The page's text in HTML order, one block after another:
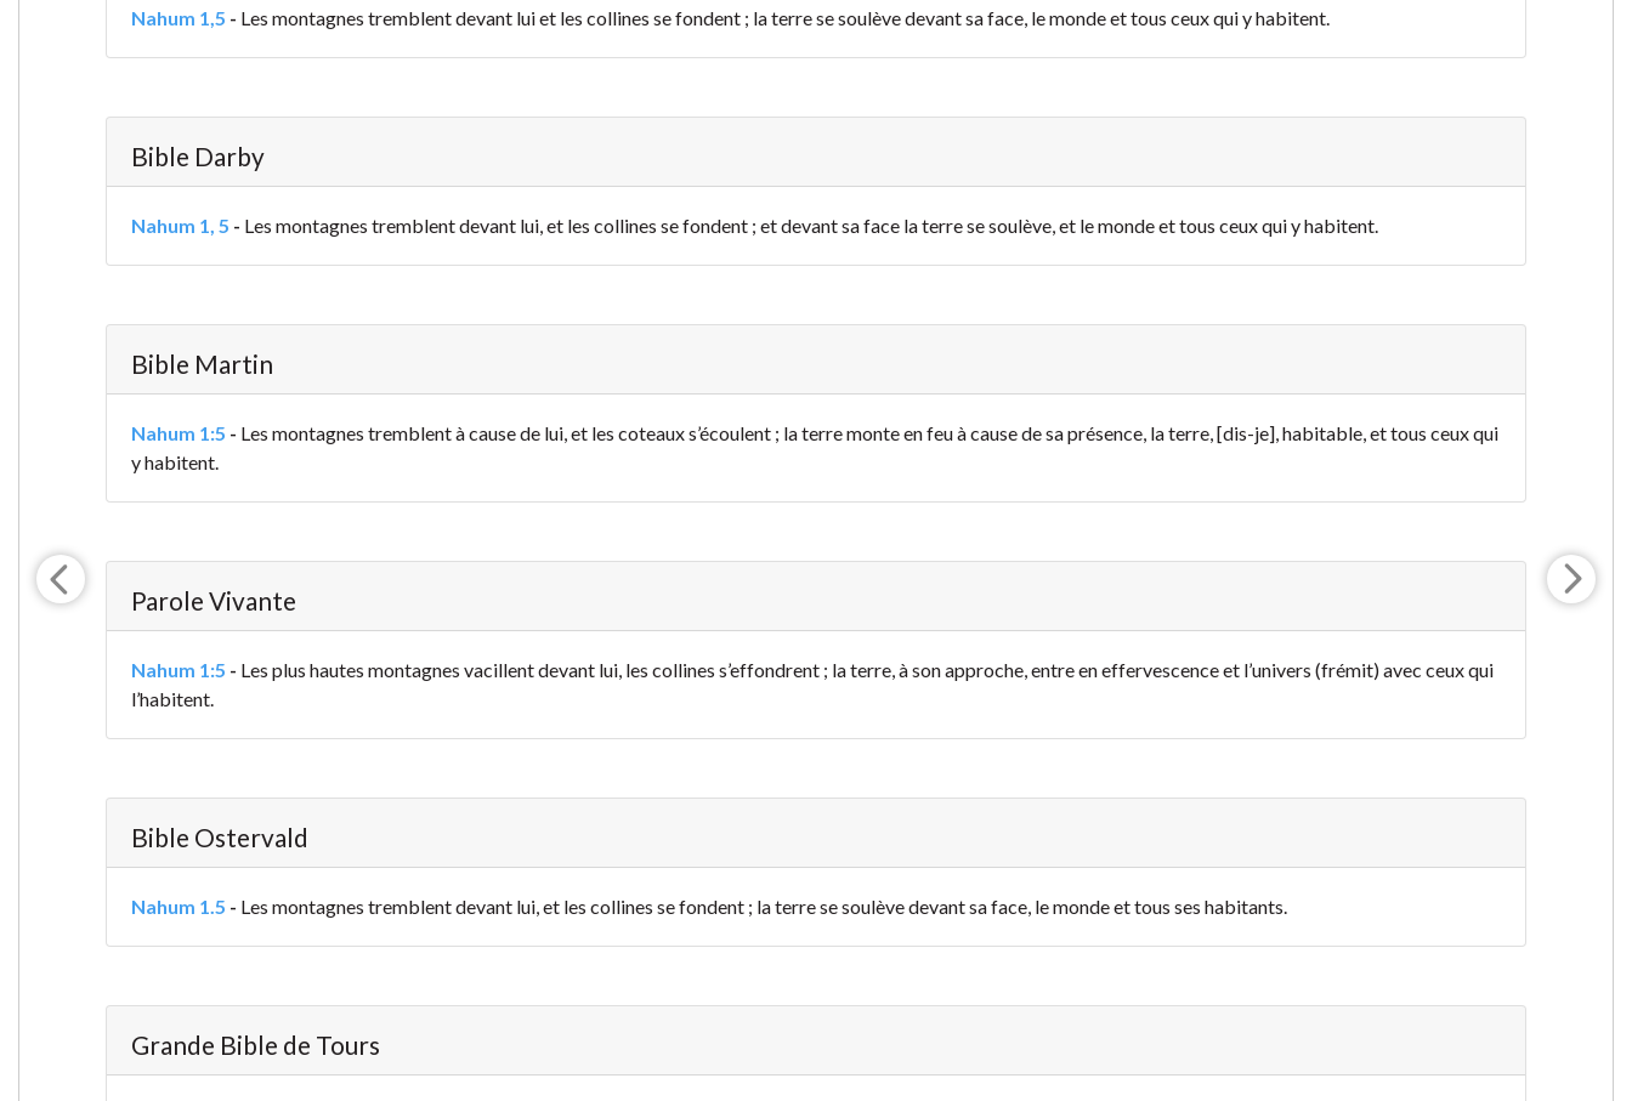
Nahum 1,5 - Les montagnes tremblent devant lui et les collines se fondent ; la terre se soulève devant sa face, le monde et tous ceux qui y habitent.
Bible Darby
Nahum 1, 5 - Les montagnes tremblent devant lui, et les collines se fondent ; et devant sa face la terre se soulève, et le monde et tous ceux qui y habitent.
Bible Martin
Nahum 1:5 - Les montagnes tremblent à cause de lui, et les coteaux s’écoulent ; la terre monte en feu à cause de sa présence, la terre, [dis-je], habitable, et tous ceux qui
y habitent.
Parole Vivante
Nahum 1:5 - Les plus hautes montagnes vacillent devant lui, les collines s’effondrent ; la terre, à son approche, entre en effervescence et l’univers (frémit) avec ceux qui
l’habitent.
Bible Ostervald
Nahum 1.5 - Les montagnes tremblent devant lui, et les collines se fondent ; la terre se soulève devant sa face, le monde et tous ses habitants.
Grande Bible de Tours